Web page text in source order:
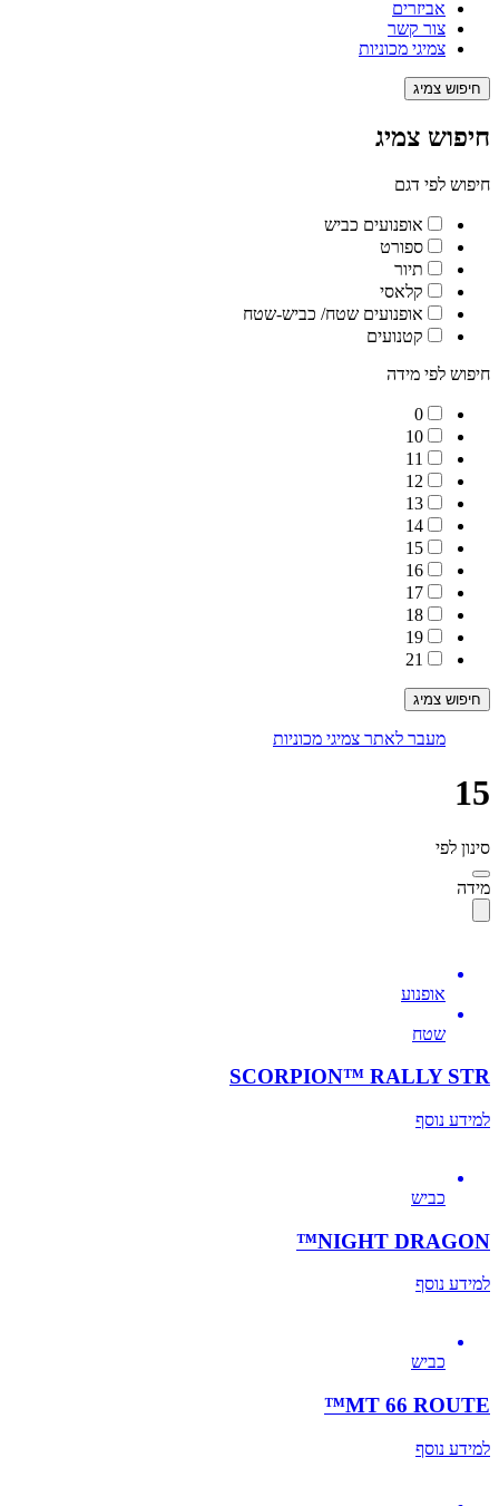
אביזרים
צור קשר
צמיגי מכוניות
חיפוש צמיג
חיפוש צמיג
חיפוש לפי דגם
אופנועים כביש
ספורט
תיור
קלאסי
אופנועים שטח/ כביש-שטח
קטנועים
חיפוש לפי מידה
0
10
11
12
13
14
15
16
17
18
19
21
מעבר לאתר צמיגי מכוניות
15
סינון לפי
מידה
אופנוע
שטח
SCORPION™ RALLY STR
למידע נוסף
כביש
NIGHT DRAGON™
למידע נוסף
כביש
MT 66 ROUTE™
למידע נוסף